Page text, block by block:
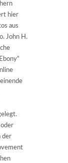
hier
aus
John H.
der